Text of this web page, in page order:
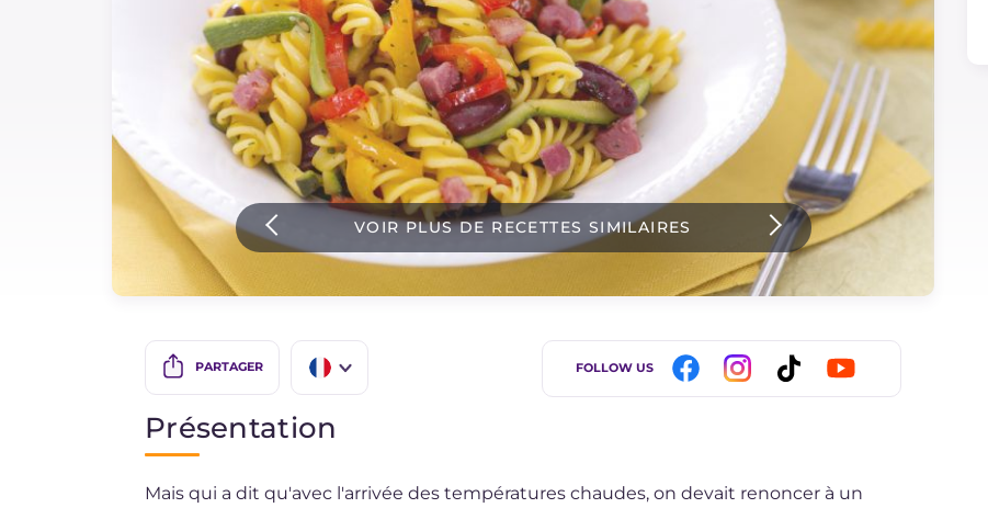
Instagram
YouTube VOIR PLUS DE RECETTES SIMILAIRES
PARTAGER
DE
FOLLOW US
Présentation
Mais qui a dit qu'avec l'arrivée des températures chaudes, on devait renoncer à un